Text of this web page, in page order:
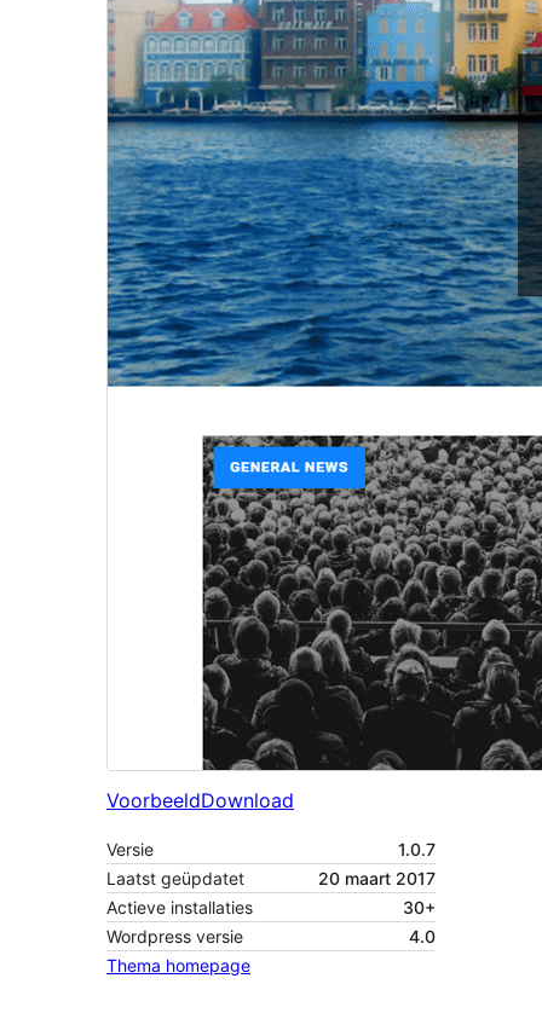
VoorbeeldDownload
Versie
1.0.7
Laatst geüpdatet
20 maart 2017
Actieve installaties
30+
Wordpress versie
4.0
Thema homepage